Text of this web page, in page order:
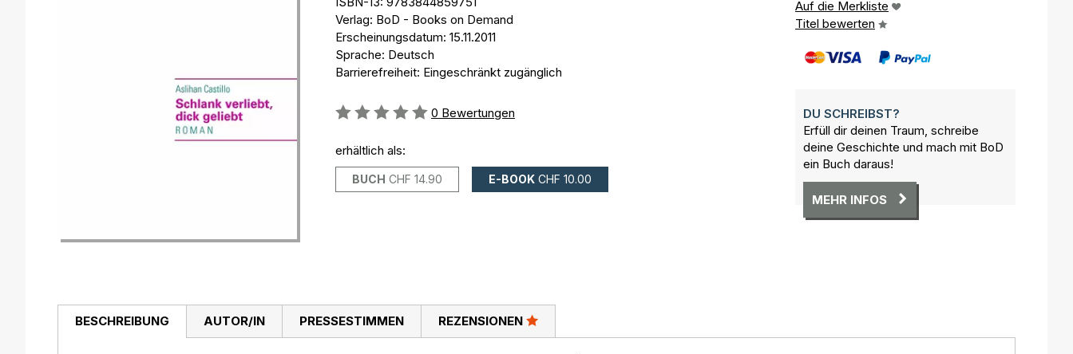
Verlag: BoD - Books on Demand
Erscheinungsdatum: 15.11.2011
Sprache: Deutsch
Barrierefreiheit: Eingeschränkt zugänglich
Bewertung::
0 Bewertungen
erhältlich als:
BUCH CHF 14.90 E-BOOK CHF 10.00
Auf die Merkliste
Titel bewerten
DU SCHREIBST?
Erfüll dir deinen Traum, schreibe
deine Geschichte und mach mit BoD
ein Buch daraus!
MEHR INFOS
BESCHREIBUNG AUTOR/IN PRESSESTIMMEN REZENSIONEN